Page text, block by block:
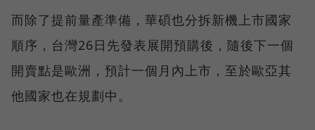
而除了提前量產準備，華碩也分拆新機上市國家
順序，台灣26日先發表展開預購後，隨後下一個
開賣點是歐洲，預計一個月內上市，至於歐亞其
他國家也在規劃中。